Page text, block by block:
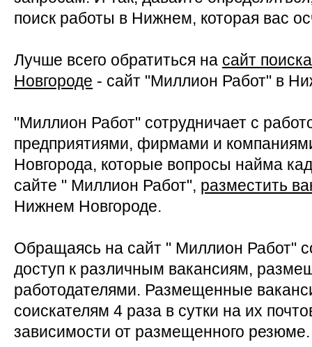
поиск работы в Нижнем, которая вас
Лучше всего обратиться на сайт
Новгороде - сайт "Миллион Работ" в
"Миллион Работ" сотрудничает с
предприятиями, фирмами и
Новгорода, которые вопросы найма
сайте " Миллион Работ", разместить
Нижнем Новгороде.
Обращаясь на сайт " Миллион Работ"
доступ к различным вакансиям,
работодателями. Размещенные
соискателям 4 раза в сутки на их
зависимости от размещенного резюме.